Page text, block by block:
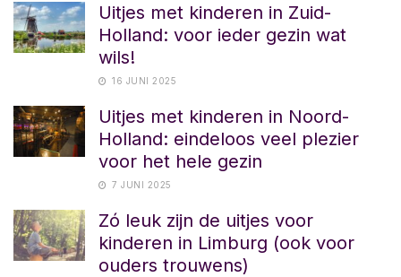
Uitjes met kinderen in Zuid-
Holland: voor ieder gezin wat
wils!
16 JUNI 2025
Uitjes met kinderen in Noord-
Holland: eindeloos veel plezier
voor het hele gezin
7 JUNI 2025
Zó leuk zijn de uitjes voor
kinderen in Limburg (ook voor
ouders trouwens)